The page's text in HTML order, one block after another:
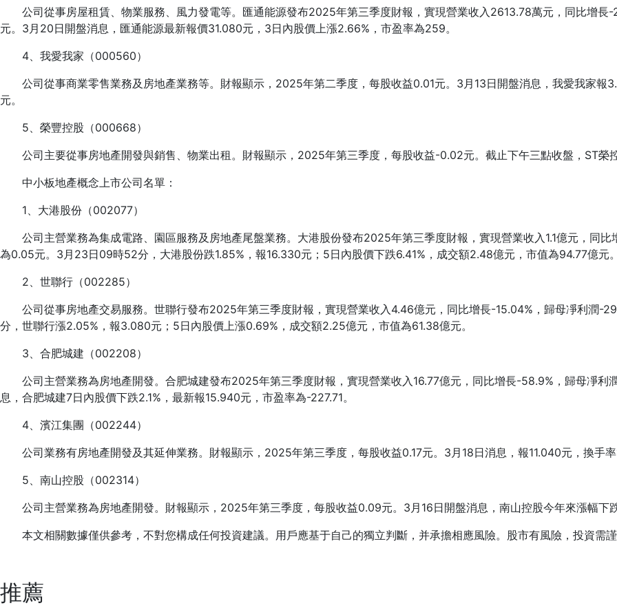
公司從事房屋租賃、物業服務、風力發電等。匯通能源發布2025年第三季度財報，實現營業收入2613.78萬元，同比增
元。3月20日開盤消息，匯通能源最新報價31.080元，3日內股價上漲2.66%，市盈率為259。
4、我愛我家（000560）
公司從事商業零售業務及房地產業務等。財報顯示，2025年第二季度，每股收益0.01元。3月13日開盤消息，我愛我家報
元。
5、榮豐控股（000668）
公司主要從事房地產開發與銷售、物業出租。財報顯示，2025年第三季度，每股收益-0.02元。截止下午三點收盤，ST榮
中小板地產概念上市公司名單：
1、大港股份（002077）
公司主營業務為集成電路、園區服務及房地產尾盤業務。大港股份發布2025年第三季度財報，實現營業收入1.1億元，同
為0.05元。3月23日09時52分，大港股份跌1.85%，報16.330元；5日內股價下跌6.41%，成交額2.48億元，市值為94.77億元。
2、世聯行（002285）
公司從事房地產交易服務。世聯行發布2025年第三季度財報，實現營業收入4.46億元，同比增長-15.04%，歸母凈利潤-
分，世聯行漲2.05%，報3.080元；5日內股價上漲0.69%，成交額2.25億元，市值為61.38億元。
3、合肥城建（002208）
公司主營業務為房地產開發。合肥城建發布2025年第三季度財報，實現營業收入16.77億元，同比增長-58.9%，歸母凈
息，合肥城建7日內股價下跌2.1%，最新報15.940元，市盈率為-227.71。
4、濱江集團（002244）
公司業務有房地產開發及其延伸業務。財報顯示，2025年第三季度，每股收益0.17元。3月18日消息，報11.040元，換手
5、南山控股（002314）
公司主營業務為房地產開發。財報顯示，2025年第三季度，每股收益0.09元。3月16日開盤消息，南山控股今年來漲幅下
本文相關數據僅供參考，不對您構成任何投資建議。用戶應基于自己的獨立判斷，并承擔相應風險。股市有風險，投資需謹
推薦